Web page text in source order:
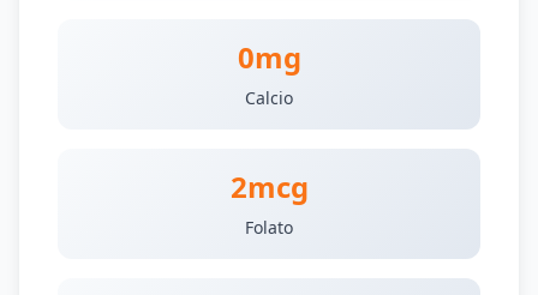
0mg
Calcio
2mcg
Folato